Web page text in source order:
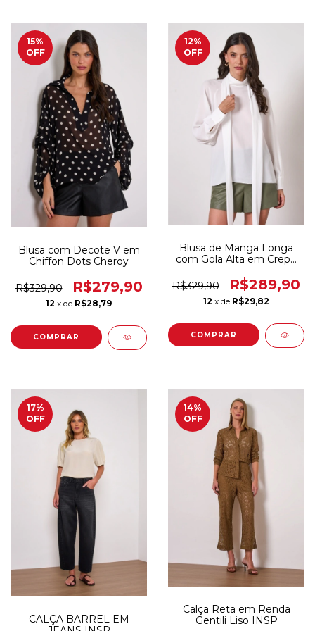
15%
OFF
Blusa com Decote V em
Chiffon Dots Cheroy
R$329,90 R$279,90
12 x de R$28,79
COMPRAR
12%
OFF
Blusa de Manga Longa
com Gola Alta em Crepe
R$329,90
R$289,90
12 x de R$29,82
COMPRAR
17%
OFF
CALÇA BARREL EM
14%
OFF
Calça Reta em Renda
Gentili Liso INSP